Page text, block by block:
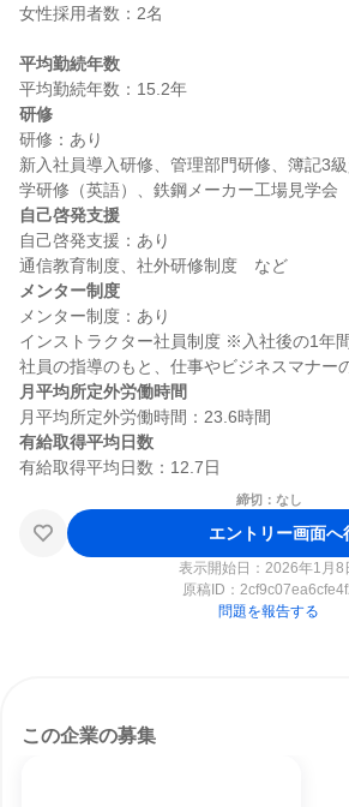
女性採用者数：2名
平均勤続年数
研修
研修：あり
新入社員導入研修、管理部門研修、簿記3
自己啓発支援
自己啓発支援：あり
メンター制度
メンター制度：あり
インストラクター社員制度 ※入社後の1年
月平均所定外労働時間
有給取得平均日数
締切：なし
エントリー画面へ
表示開始日：2026年1月8
原稿ID：
問題を報告する
この企業の募集